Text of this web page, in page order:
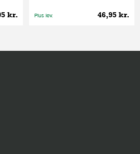
kr. 46,95 kr.
Plus lev.